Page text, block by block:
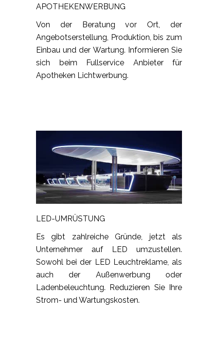
APOTHEKENWERBUNG
Von der Beratung vor Ort, der
Angebotserstellung, Produktion, bis zum
Einbau und der Wartung. Informieren Sie
sich beim Fullservice Anbieter für
Apotheken Lichtwerbung.
LED-UMRÜSTUNG
Es gibt zahlreiche Gründe, jetzt als
Unternehmer auf LED umzustellen.
Sowohl bei der LED Leuchtreklame, als
auch der Außenwerbung oder
Ladenbeleuchtung. Reduzieren Sie Ihre
Strom- und Wartungskosten.